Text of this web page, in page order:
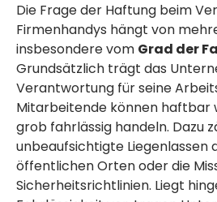
Die Frage der Haftung beim
Firmenhandys hängt von
insbesondere vom Grad der
Grundsätzlich trägt das
Verantwortung für seine
Mitarbeitende können haftbar
grob fahrlässig handeln. Dazu
unbeaufsichtigte Liegenlassen
öffentlichen Orten oder die
Sicherheitsrichtlinien. Liegt